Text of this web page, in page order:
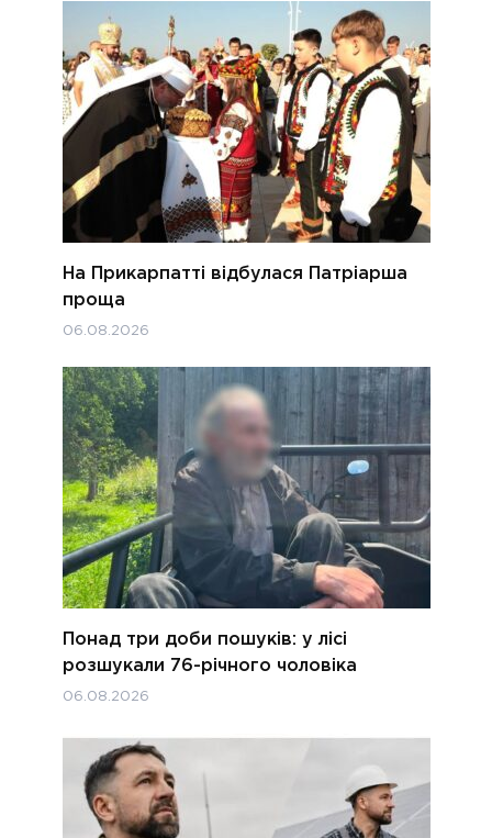
На Прикарпатті відбулася Патріарша
проща
06.08.2026
Понад три доби пошуків: у лісі
розшукали 76-річного чоловіка
06.08.2026